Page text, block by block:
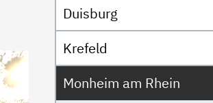
Duisburg
Krefeld
Monheim am Rhein